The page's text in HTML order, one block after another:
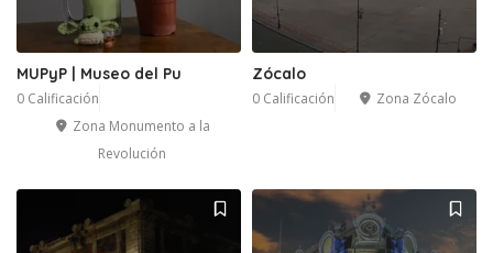
MUPyP | Museo del Pu
0 Calificación
Zona Monumento a la
Revolución
Zócalo
0 Calificación Zona Zócalo